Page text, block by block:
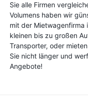
Sie alle Firmen
Volumens haben wir
mit der Mietwagenfirma
kleinen bis zu großen
Transporter, oder
Sie nicht länger und
Angebote!